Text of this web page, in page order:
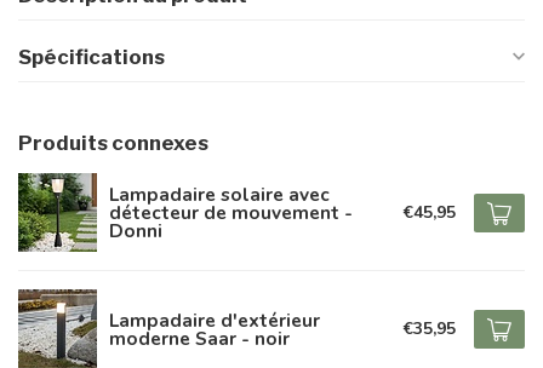
Spécifications
Produits connexes
Lampadaire solaire avec
détecteur de mouvement -
Donni
€45,95
Lampadaire d'extérieur
moderne Saar - noir €35,95